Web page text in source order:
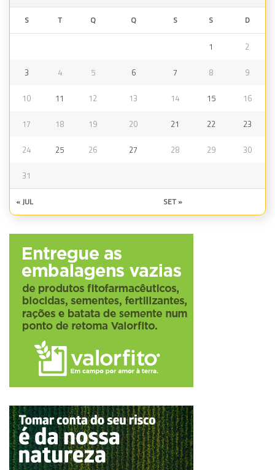
S T Q Q S S D
1 2
3 4 5 6 7 8 9
10 11 12 13 14 15 16
17 18 19 20 21 22 23
24 25 26 27 28 29 30
31
« JUL SET »